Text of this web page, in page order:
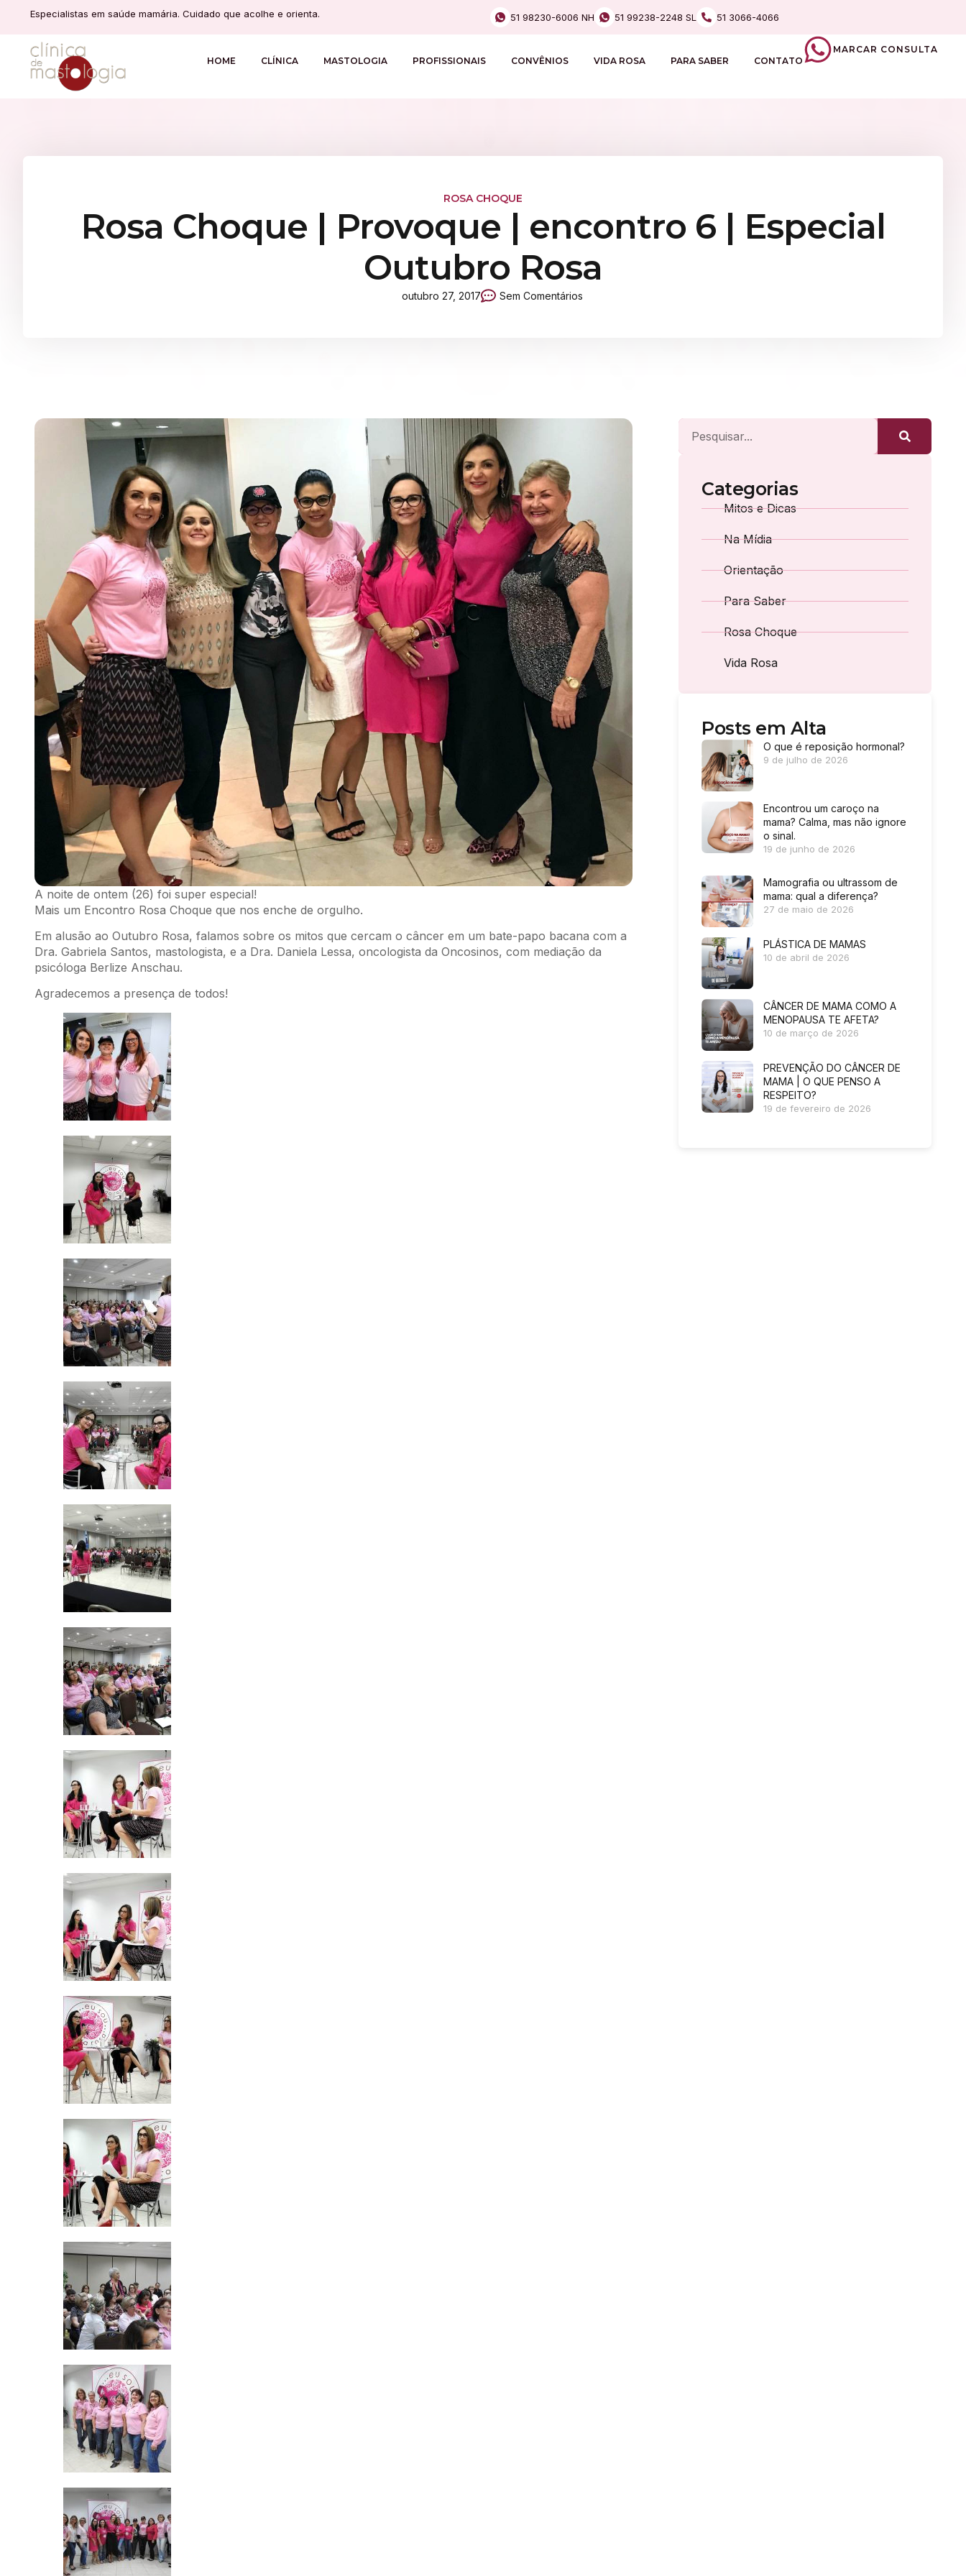
Especialistas em saúde mamária. Cuidado que acolhe e orienta. 51 98230-6006 NH 51 99238-2248 SL 51 3066-4066
HOME CLÍNICA MASTOLOGIA PROFISSIONAIS CONVÊNIOS VIDA ROSA PARA SABER CONTATO
MARCAR CONSULTA
ROSA CHOQUE
Rosa Choque | Provoque | encontro 6 | Especial
Outubro Rosa
outubro 27, 2017 Sem Comentários
A noite de ontem (26) foi super especial!
Mais um Encontro Rosa Choque que nos enche de orgulho.
Em alusão ao Outubro Rosa, falamos sobre os mitos que cercam o câncer em um bate-papo bacana com a
Dra. Gabriela Santos, mastologista, e a Dra. Daniela Lessa, oncologista da Oncosinos, com mediação da
psicóloga Berlize Anschau.
Agradecemos a presença de todos!
Categorias
Mitos e Dicas
Na Mídia
Orientação
Para Saber
Rosa Choque
Vida Rosa
Posts em Alta
O que é reposição hormonal?
9 de julho de 2026
Encontrou um caroço na
mama? Calma, mas não ignore
o sinal.
19 de junho de 2026
Mamografia ou ultrassom de
mama: qual a diferença?
27 de maio de 2026
PLÁSTICA DE MAMAS
10 de abril de 2026
CÂNCER DE MAMA COMO A
MENOPAUSA TE AFETA?
10 de março de 2026
PREVENÇÃO DO CÂNCER DE
MAMA | O QUE PENSO A
RESPEITO?
19 de fevereiro de 2026